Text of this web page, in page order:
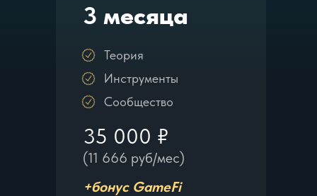
Теория
Инструменты
Сообщество
3 месяца
35 000 ₽
(11 666 руб/мес)
+бонус GameFi